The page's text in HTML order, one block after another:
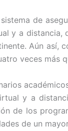
de
y a distancia,
Aún así,
veces más
y a
de los
de un